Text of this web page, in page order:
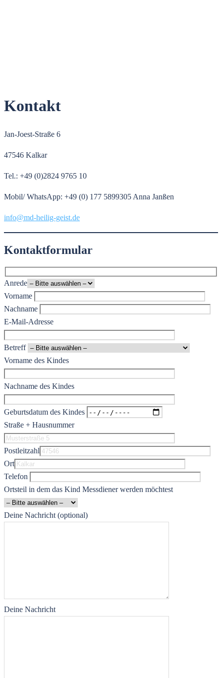
Kontakt
Jan-Joest-Straße 6
47546 Kalkar
Tel.: +49 (0)2824 9765 10
Mobil/ WhatsApp: +49 (0) 177 5899305 Anna Janßen
info@md-heilig-geist.de
Kontaktformular
Anrede
Vorname
Nachname
E-Mail-Adresse
Betreff
Vorname des Kindes
Nachname des Kindes
Geburtsdatum des Kindes
Straße + Hausnummer
Postleitzahl
Ort
Telefon
Ortsteil in dem das Kind Messdiener werden möchtest
Deine Nachricht (optional)
Deine Nachricht